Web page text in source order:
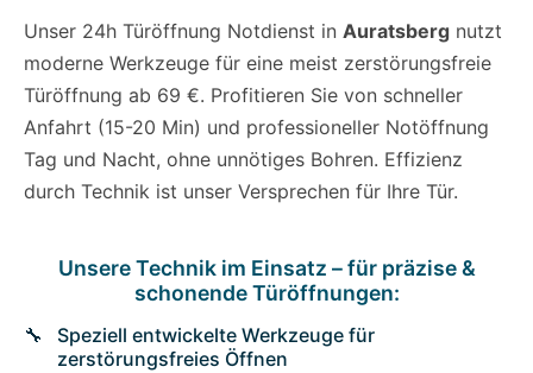
Unser 24h Türöffnung Notdienst in Auratsberg nutzt
moderne Werkzeuge für eine meist zerstörungsfreie
Türöffnung ab 69 €. Profitieren Sie von schneller
Anfahrt (15-20 Min) und professioneller Notöffnung
Tag und Nacht, ohne unnötiges Bohren. Effizienz
durch Technik ist unser Versprechen für Ihre Tür.
Unsere Technik im Einsatz – für präzise &
schonende Türöffnungen:
Speziell entwickelte Werkzeuge für
zerstörungsfreies Öffnen